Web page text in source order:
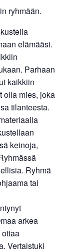
ryhmään.
elämääsi.
Parhaan
kaikkiin
olla mies, joka
tilanteesta.
keinoja,
Ryhmä
tai
arkea
Vertaistuki